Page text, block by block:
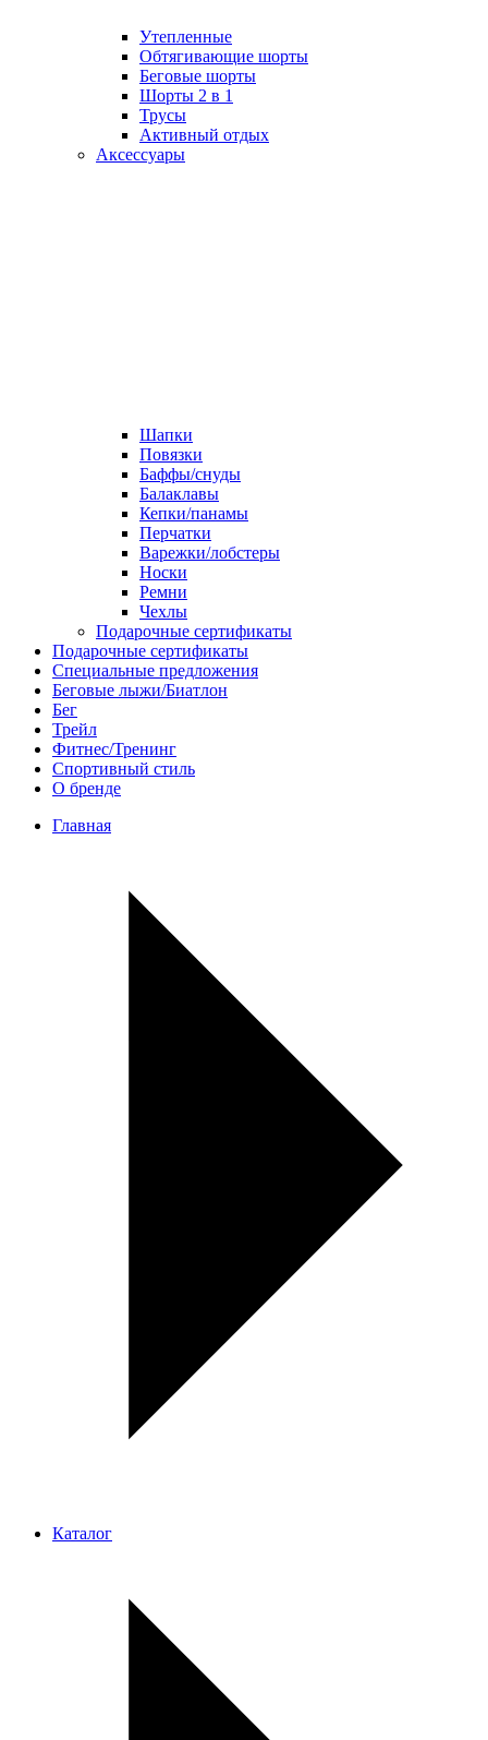
Утепленные
Обтягивающие шорты
Беговые шорты
Шорты 2 в 1
Трусы
Активный отдых
Аксессуары
Шапки
Повязки
Баффы/снуды
Балаклавы
Кепки/панамы
Перчатки
Варежки/лобстеры
Носки
Ремни
Чехлы
Подарочные сертификаты
Подарочные сертификаты
Специальные предложения
Беговые лыжи/Биатлон
Бег
Трейл
Фитнес/Тренинг
Спортивный стиль
О бренде
Главная
Каталог